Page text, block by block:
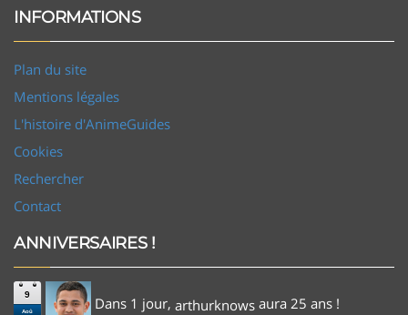
INFORMATIONS
Plan du site
Mentions légales
L'histoire d'AnimeGuides
Cookies
Rechercher
Contact
ANNIVERSAIRES !
9
Aoû Dans 1 jour, arthurknows aura 25 ans !